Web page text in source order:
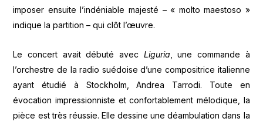
imposer ensuite l’indéniable majesté – « molto maestoso »
indique la partition – qui clôt l’œuvre.
Le concert avait débuté avec Liguria, une commande à
l’orchestre de la radio suédoise d’une compositrice italienne
ayant étudié à Stockholm, Andrea Tarrodi. Toute en
évocation impressionniste et confortablement mélodique, la
pièce est très réussie. Elle dessine une déambulation dans la